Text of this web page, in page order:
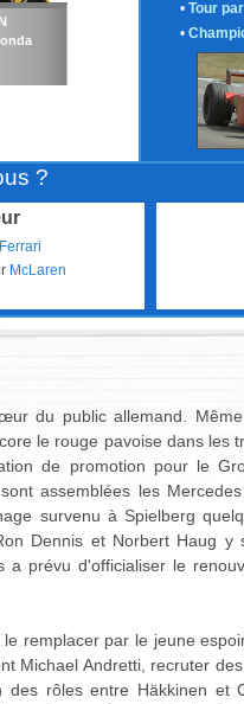
• Tour
•
?
Ferrari
McLaren
du public allemand.
le rouge pavoise dans les
de promotion pour le
assemblées les
survenu à Spielberg
Dennis et Norbert Haug y
a prévu d'officialiser le
remplacer par le jeune
Michael Andretti, recruter
rôles entre Häkkinen et